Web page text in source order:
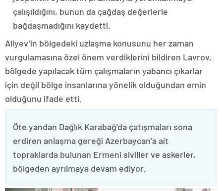
çalışıldığını, bunun da çağdaş değerlerle
bağdaşmadığını kaydetti.
Aliyev’in bölgedeki uzlaşma konusunu her zaman
vurgulamasına özel önem verdiklerini bildiren Lavrov,
bölgede yapılacak tüm çalışmaların yabancı çıkarlar
için değil bölge insanlarına yönelik olduğundan emin
olduğunu ifade etti.
Öte yandan Dağlık Karabağ’da çatışmaları sona
erdiren anlaşma gereği Azerbaycan’a ait
topraklarda bulunan Ermeni siviller ve askerler,
bölgeden ayrılmaya devam ediyor.